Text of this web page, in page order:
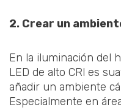
2. Crear un
En la iluminación del
LED de alto CRl es
añadir un ambiente
Especialmente en